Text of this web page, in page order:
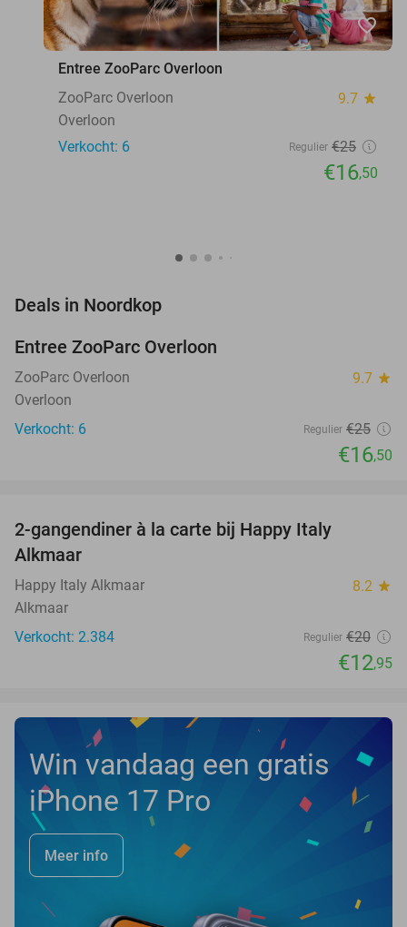
favorite_border
Entree ZooParc Overloon
ZooParc Overloon
9.7 star
Overloon
Verkocht: 6
Regulier €25
€16,50
Deals in Noordkop
TODAY
Entree ZooParc Overloon
ZooParc Overloon 9.7 star
Overloon
Verkocht: 6
Regulier €25
€16,50
2-gangendiner à la carte bij Happy Italy
Alkmaar
Happy Italy Alkmaar 8.2 star
Alkmaar
Verkocht: 2.384
Regulier €20
€12,95
Win vandaag een gratis
iPhone 17 Pro
Meer info